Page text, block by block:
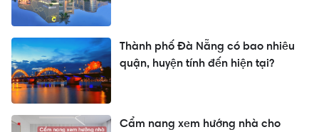
Thành phố Đà Nẵng có bao nhiêu
quận, huyện tính đến hiện tại?
Cẩm nang xem hướng nhà cho